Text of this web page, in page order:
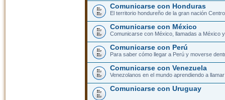
Comunicarse con Honduras
El territorio hondureño de la gran nación
Comunicarse con México
Comunicarse con México, llamadas a México
Comunicarse con Perú
Para saber cómo llegar a Perú y moverse
Comunicarse con Venezuela
Venezolanos en el mundo aprendiendo a
Comunicarse con Uruguay